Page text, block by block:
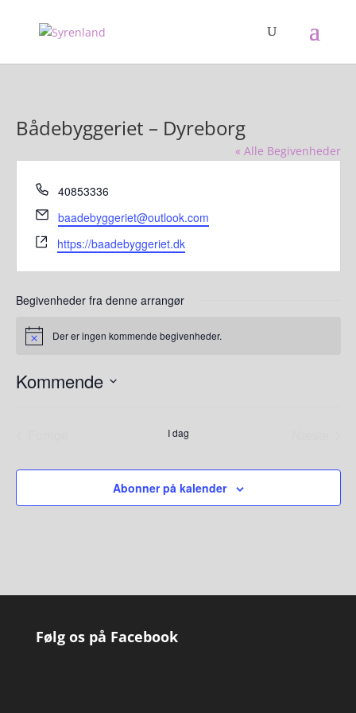
Bådebyggeriet – Dyreborg
« Alle Begivenheder
Tlf.
40853336
E-
mail
baadebyggeriet@outlook.com
Hjemmeside
https://baadebyggeriet.dk
Begivenheder fra denne arrangør
Notice Der er ingen kommende begivenheder.
Kommende
I dag
Abonner på kalender
Følg os på Facebook